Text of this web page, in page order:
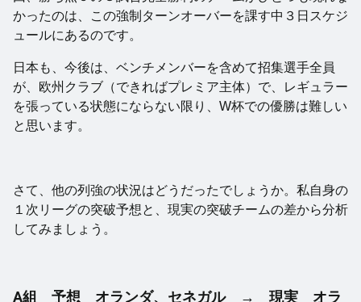
かったのは、この強制ターンオーバーを課す中３日スケジ
ュールにあるのです。
日本も、今後は、ベンチメンバーを含めて招集選手全員
が、欧州クラブ（できればプレミア主体）で、レギュラー
を張っている状態にならない限り、W杯での優勝は難しい
と思います。
さて、他の列強の状況はどうだったでしょうか。私自身の
１次リーグの突破予想と、現実の突破チームの差から分析
してみましょう。
A組 予想 オランダ、セネガル → 現実 オラ